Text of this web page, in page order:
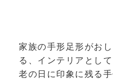
家族の手形足形がお
る、インテリアとし
老の日に印象に残る